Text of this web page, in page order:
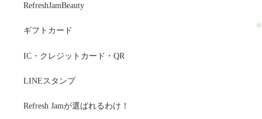
RefreshJamBeauty
ギフトカード
IC・クレジットカード・QR
LINEスタンプ
Refresh Jamが選ばれるわけ！